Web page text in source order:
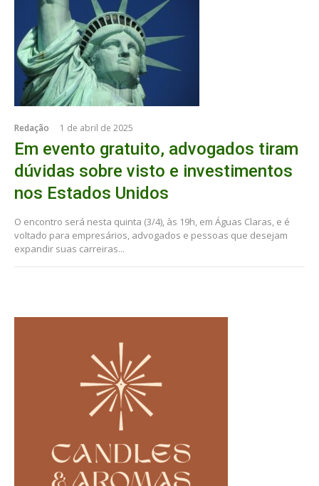
Redação 1 de abril de 2025
Em evento gratuito, advogados tiram
dúvidas sobre visto e investimentos
nos Estados Unidos
O encontro será nesta quinta (3/4), às 19h, em Águas Claras, e é
voltado para empresários, advogados e pessoas que desejam
expandir suas carreiras...